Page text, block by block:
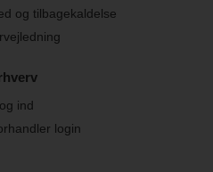
og tilbagekaldelse
ind
login